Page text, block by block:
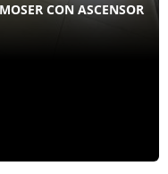
CON ASCENSOR